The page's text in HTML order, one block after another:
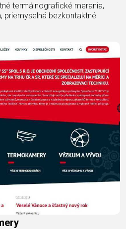
termálnografické merania,
priemyselná bezkontaktné